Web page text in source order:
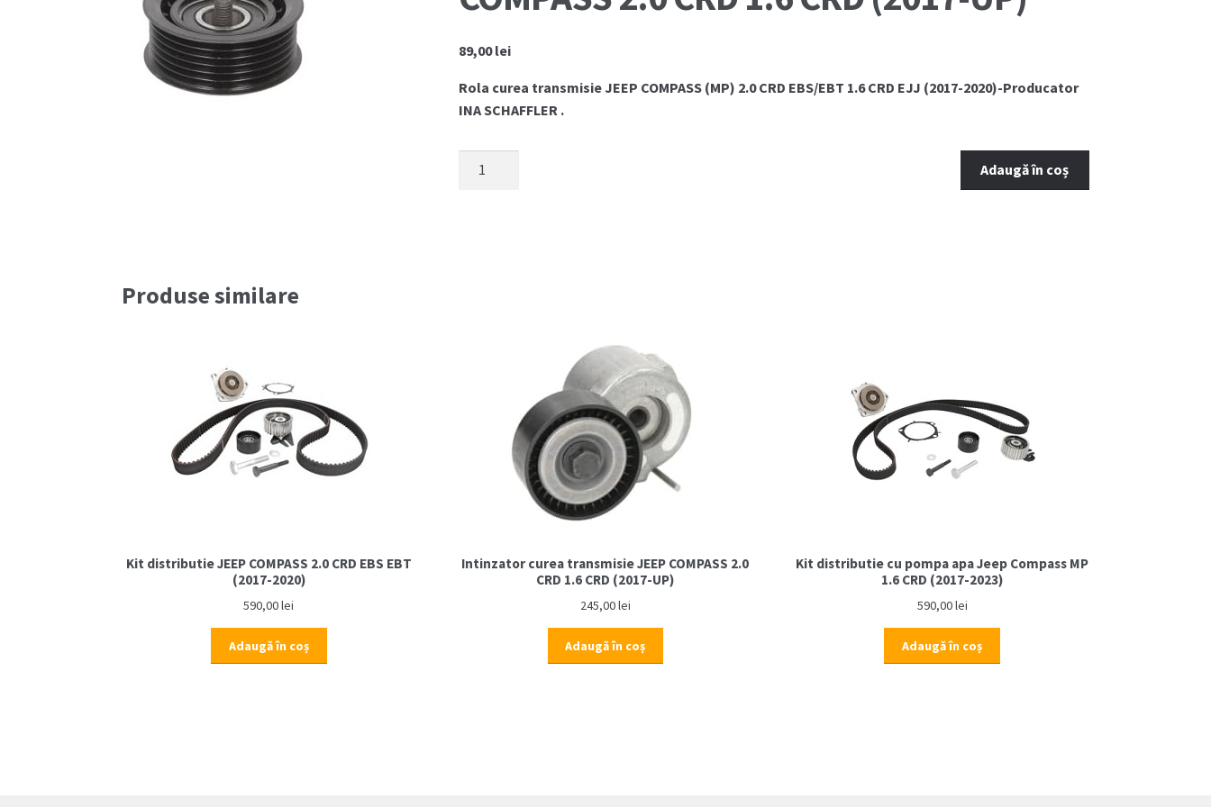
89,00lei
Rola curea transmisie JEEP COMPASS (MP) 2.0 CRD EBS/EBT 1.6 CRD EJJ (2017-2020)-Producator
INA SCHAFFLER .
Adaugă în coș
Produse similare
Kit distributie JEEP COMPASS 2.0 CRD EBS EBT
(2017-2020)
590,00lei
Adaugă în coș
Intinzator curea transmisie JEEP COMPASS 2.0
CRD 1.6 CRD (2017-UP)
245,00lei
Adaugă în coș
Kit distributie cu pompa apa Jeep Compass MP
1.6 CRD (2017-2023)
590,00lei
Adaugă în coș